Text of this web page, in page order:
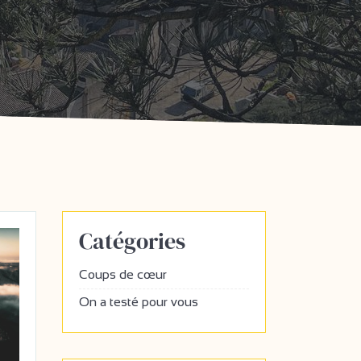
Catégories
Coups de cœur
On a testé pour vous